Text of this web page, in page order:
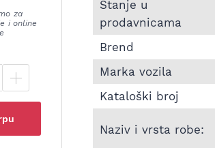
za
i online
Stanje u
prodavnicama
Brend
Marka vozila
Kataloški broj
Naziv i vrsta robe: